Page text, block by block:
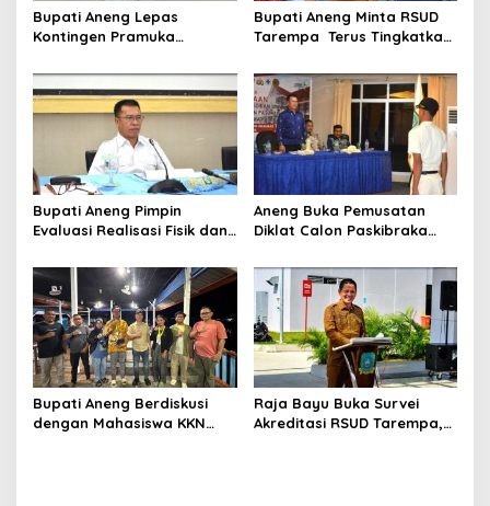
Bupati Aneng Lepas
Kontingen Pramuka
Nasional 2026
Bupati Aneng Minta RSUD
Tarempa Terus Tingkatkan
Bupati Aneng Pimpin
Evaluasi Realisasi Fisik dan
2026
Aneng Buka Pemusatan
Diklat Calon Paskibraka
Disiplin dan Jiwa
Kepemimpinan
Bupati Aneng Berdiskusi
dengan Mahasiswa KKN
Raja Bayu Buka Survei
Akreditasi RSUD Tarempa,